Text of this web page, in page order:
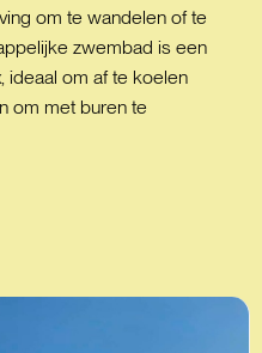
om te wandelen of te
zwembad is een
ideaal om af te koelen
om met buren te